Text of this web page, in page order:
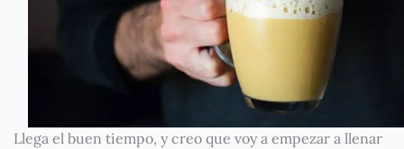
Llega el buen tiempo, y creo que voy a empezar a llenar